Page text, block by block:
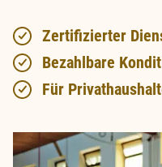
Zertifizierter
Bezahlbare
Für